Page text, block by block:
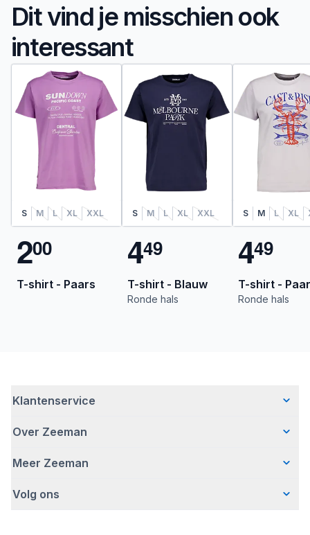
Dit vind je misschien ook
interessant
S M L XL XXL
200
T-shirt - Paars
S M L XL XXL
449
T-shirt - Blauw
Ronde hals
S M L XL
449
T-shirt -
Ronde hals
Klantenservice
Veelgestelde vragen
Bezorgen
Retourneren
Over Zeeman
Wie wij zijn
Hoe wij verantwoord ondernemen
Meer Zeeman
Veiligheidswaarschuwing
Volg ons